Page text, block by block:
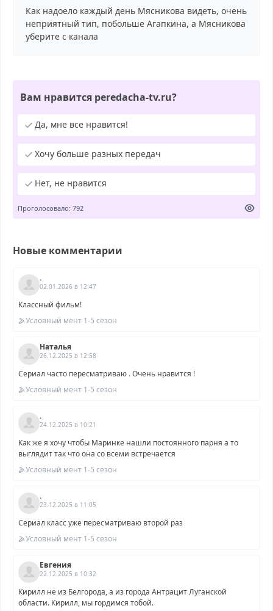
Как надоело каждый день Мясникова видеть, очень
неприятный тип, побольше Агапкина, а Мясникова
уберите с канала
Вам нравится peredacha-tv.ru?
Да, мне все нравится!
Хочу больше разных передач
Нет, не нравится
Проголосовало: 792
Новые комментарии
.
02.01.2026 в 12:47
Классный фильм!
Условный мент 1-5 сезон
Наталья
26.12.2025 в 12:58
Сериал часто пересматриваю . Очень нравится !
Условный мент 1-5 сезон
.
24.12.2025 в 10:21
Как же я хочу чтобы Маринке нашли постоянного парня а то
выглядит так что она со всеми встречается
Условный мент 1-5 сезон
.
23.12.2025 в 11:05
Сериал класс уже пересматриваю второй раз
Условный мент 1-5 сезон
Евгения
22.12.2025 в 10:32
Кирилл не из Белгорода, а из города Антрацит Луганской
области. Кирилл, мы гордимся тобой.